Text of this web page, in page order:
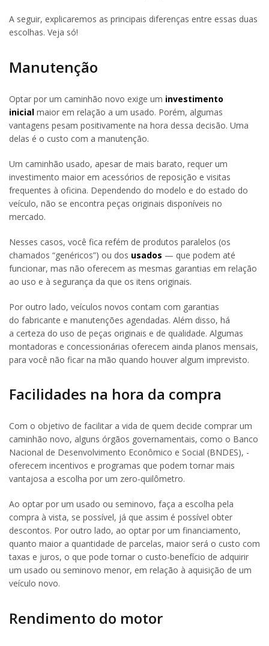
A seguir, explicaremos as principais diferenças entre essas duas
escolhas. Veja só!
Manutenção
Optar por um caminhão novo exige um investimento
inicial maior em relação a um usado. Porém, algumas
vantagens pesam positivamente na hora dessa decisão. Uma
delas é o custo com a manutenção.
Um caminhão usado, apesar de mais barato, requer um
investimento maior em acessórios de reposição e visitas
frequentes à oficina. Dependendo do modelo e do estado do
veículo, não se encontra peças originais disponíveis no
mercado.
Nesses casos, você fica refém de produtos paralelos (os
chamados “genéricos”) ou dos usados — que podem até
funcionar, mas não oferecem as mesmas garantias em relação
ao uso e à segurança da que os itens originais.
Por outro lado, veículos novos contam com garantias
do fabricante e manutenções agendadas. Além disso, há
a certeza do uso de peças originais e de qualidade. Algumas
montadoras e concessionárias oferecem ainda planos mensais,
para você não ficar na mão quando houver algum imprevisto.
Facilidades na hora da compra
Com o objetivo de facilitar a vida de quem decide comprar um
caminhão novo, alguns órgãos governamentais, como o Banco
Nacional de Desenvolvimento Econômico e Social (BNDES), ­
oferecem incentivos e programas que podem tornar mais
vantajosa a escolha por um zero-quilômetro.
Ao optar por um usado ou seminovo, faça a escolha pela
compra à vista, se possível, já que assim é possível obter
descontos. Por outro lado, ao optar por um financiamento,
quanto maior a quantidade de parcelas, maior será o custo com
taxas e juros, o que pode tornar o custo-benefício de adquirir
um usado ou seminovo menor, em relação à aquisição de um
veículo novo.
Rendimento do motor